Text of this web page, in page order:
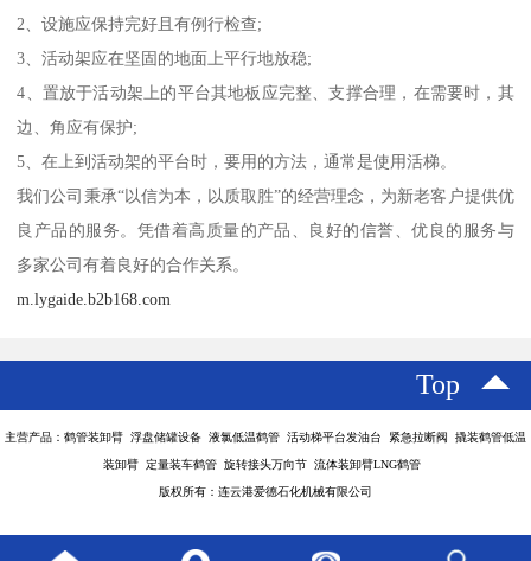
2、设施应保持完好且有例行检查;
3、活动架应在坚固的地面上平行地放稳;
4、置放于活动架上的平台其地板应完整、支撑合理，在需要时，其
边、角应有保护;
5、在上到活动架的平台时，要用的方法，通常是使用活梯。
我们公司秉承“以信为本，以质取胜”的经营理念，为新老客户提供优
良产品的服务。凭借着高质量的产品、良好的信誉、优良的服务与
多家公司有着良好的合作关系。
m.lygaide.b2b168.com
Top
主营产品：鹤管装卸臂 浮盘储罐设备 液氯低温鹤管 活动梯平台发油台 紧急拉断阀 撬装鹤管低温
装卸臂 定量装车鹤管 旋转接头万向节 流体装卸臂LNG鹤管
版权所有：连云港爱德石化机械有限公司